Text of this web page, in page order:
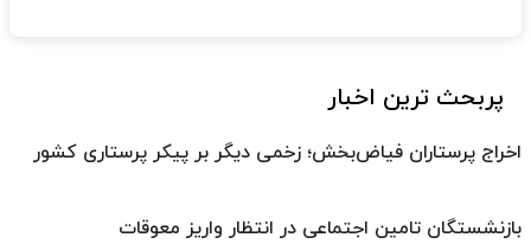
پربحث ترین اخبار
اخراج پرستاران فیاض‌بخش؛ زخمی دیگر بر پیکر پرستاری کشور
بازنشستگان تامین اجتماعی در انتظار واریز معوقات